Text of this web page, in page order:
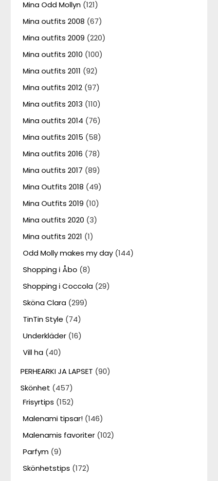
Mina Odd Mollyn (121)
Mina outfits 2008 (67)
Mina outfits 2009 (220)
Mina outfits 2010 (100)
Mina outfits 2011 (92)
Mina outfits 2012 (97)
Mina outfits 2013 (110)
Mina outfits 2014 (76)
Mina outfits 2015 (58)
Mina outfits 2016 (78)
Mina outfits 2017 (89)
Mina Outfits 2018 (49)
Mina Outfits 2019 (10)
Mina outfits 2020 (3)
Mina outfits 2021 (1)
Odd Molly makes my day (144)
Shopping i Åbo (8)
Shopping i Coccola (29)
Sköna Clara (299)
TinTin Style (74)
Underkläder (16)
Vill ha (40)
PERHEARKI JA LAPSET (90)
Skönhet (457)
Frisyrtips (152)
Malenami tipsar! (146)
Malenamis favoriter (102)
Parfym (9)
Skönhetstips (172)